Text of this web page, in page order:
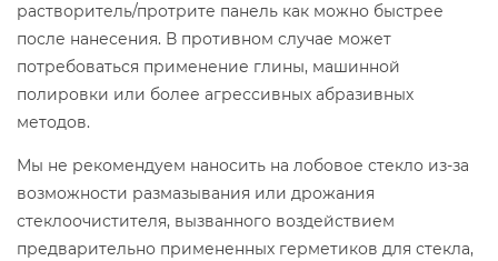
растворитель/протрите панель как можно быстрее
после нанесения. В противном случае может
потребоваться применение глины, машинной
полировки или более агрессивных абразивных
методов.
Мы не рекомендуем наносить на лобовое стекло из-за
возможности размазывания или дрожания
стеклоочистителя, вызванного воздействием
предварительно примененных герметиков для стекла,